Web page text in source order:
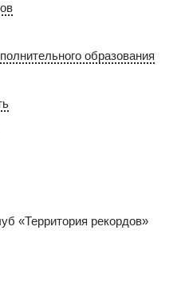
образования
«Территория рекордов»